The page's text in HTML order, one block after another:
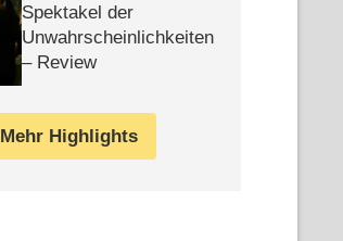
Spektakel der
Unwahrscheinlichkeiten
– Review
Mehr Highlights